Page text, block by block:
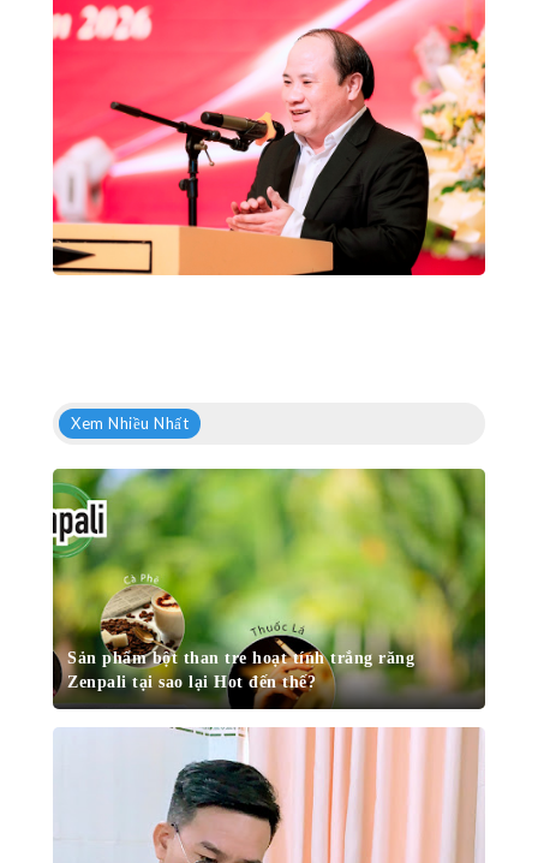
Xem Nhiều Nhất
Sản phẩm bột than tre hoạt tính trắng răng
Zenpali tại sao lại Hot đến thế?